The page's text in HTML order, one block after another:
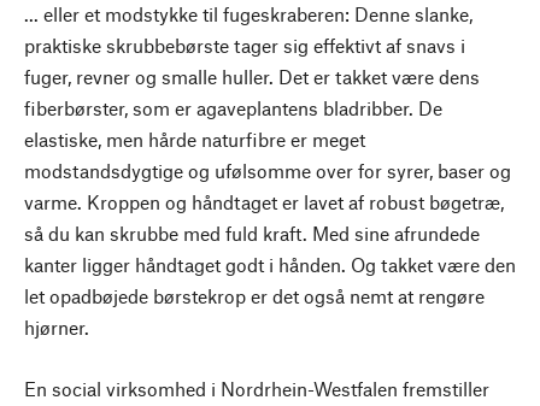
... eller et modstykke til fugeskraberen: Denne slanke,
praktiske skrubbebørste tager sig effektivt af snavs i
fuger, revner og smalle huller. Det er takket være dens
fiberbørster, som er agaveplantens bladribber. De
elastiske, men hårde naturfibre er meget
modstandsdygtige og ufølsomme over for syrer, baser og
varme. Kroppen og håndtaget er lavet af robust bøgetræ,
så du kan skrubbe med fuld kraft. Med sine afrundede
kanter ligger håndtaget godt i hånden. Og takket være den
let opadbøjede børstekrop er det også nemt at rengøre
hjørner.
En social virksomhed i Nordrhein-Westfalen fremstiller